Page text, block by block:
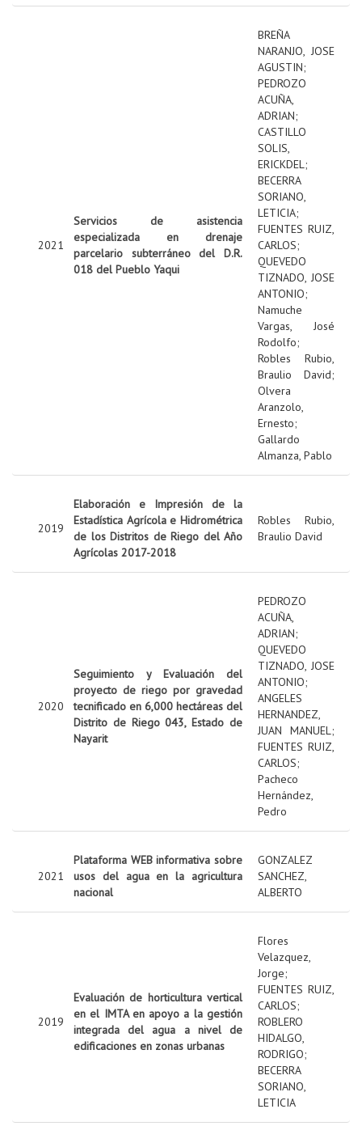
2021
Servicios de asistencia
especializada en drenaje
parcelario subterráneo del D.R.
018 del Pueblo Yaqui
BREÑA
NARANJO, JOSE
AGUSTIN;
PEDROZO
ACUÑA,
ADRIAN;
CASTILLO
SOLIS,
ERICKDEL;
BECERRA
SORIANO,
LETICIA;
FUENTES RUIZ,
CARLOS;
QUEVEDO
TIZNADO, JOSE
ANTONIO;
Namuche
Vargas, José
Rodolfo;
Robles Rubio,
Braulio David;
Olvera
Aranzolo,
Ernesto;
Gallardo
Almanza, Pablo
2019
Elaboración e Impresión de la
Estadística Agrícola e Hidrométrica
de los Distritos de Riego del Año
Agrícolas 2017-2018
Robles Rubio,
Braulio David
2020
Seguimiento y Evaluación del
proyecto de riego por gravedad
tecnificado en 6,000 hectáreas del
Distrito de Riego 043, Estado de
Nayarit
PEDROZO
ACUÑA,
ADRIAN;
QUEVEDO
TIZNADO, JOSE
ANTONIO;
ANGELES
HERNANDEZ,
JUAN MANUEL;
FUENTES RUIZ,
CARLOS;
Pacheco
Hernández,
Pedro
2021
Plataforma WEB informativa sobre
usos del agua en la agricultura
nacional
GONZALEZ
SANCHEZ,
ALBERTO
2019
Evaluación de horticultura vertical
en el IMTA en apoyo a la gestión
integrada del agua a nivel de
edificaciones en zonas urbanas
Flores
Velazquez,
Jorge;
FUENTES RUIZ,
CARLOS;
ROBLERO
HIDALGO,
RODRIGO;
BECERRA
SORIANO,
LETICIA